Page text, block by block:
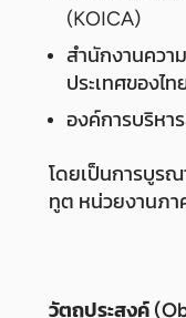
(KOICA)
สำนักงานควา
ประเทศของไ
องค์การบริหา
โดยเป็นการบูรณ
ทูต หน่วยงานภา
วัตถุประสงค์